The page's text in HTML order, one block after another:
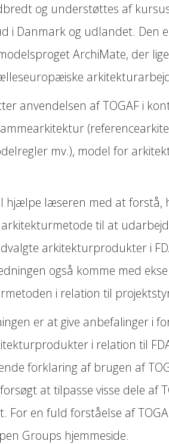
og understøttes af
i Danmark og udlandet. Den
ArchiMate, der
anvendelsen af TOGAF i
mv.), model for
hjælpe læseren med at forstå,
til at
arkitekturprodukter i
også komme med
i relation til
er at give anbefalinger i
i relation til
forklaring af brugen af
at tilpasse visse dele af
For en fuld forståelse af
Groups hjemmeside.